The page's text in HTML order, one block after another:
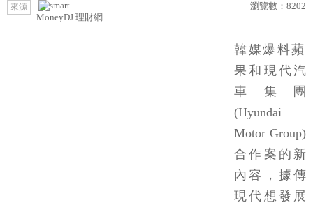
來源
MoneyDJ 理財網
瀏覽數： 8202
韓媒爆料蘋
果和現代汽
車集團
(Hyundai
Motor Group)
合作案的新
內容，據傳
現代想發展